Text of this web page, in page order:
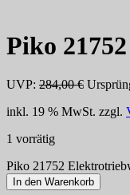
Piko
UVP: 284,00€
inkl. 19 % MwSt. zzgl.
1 vorrätig
Piko 21752
In den Warenkorb